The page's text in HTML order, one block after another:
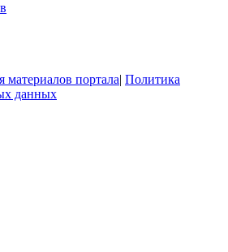
материалов портала| Политика
данных